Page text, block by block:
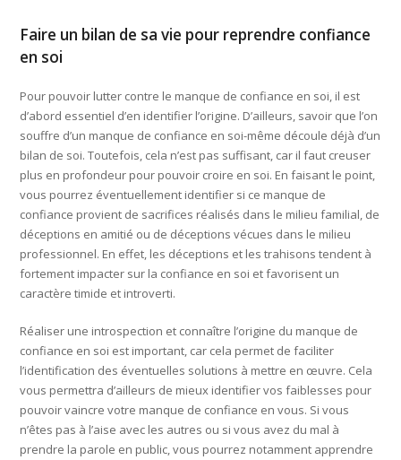
Faire un bilan de sa vie pour reprendre confiance
en soi
Pour pouvoir lutter contre le manque de confiance en soi, il est
d’abord essentiel d’en identifier l’origine. D’ailleurs, savoir que l’on
souffre d’un manque de confiance en soi-même découle déjà d’un
bilan de soi. Toutefois, cela n’est pas suffisant, car il faut creuser
plus en profondeur pour pouvoir croire en soi. En faisant le point,
vous pourrez éventuellement identifier si ce manque de
confiance provient de sacrifices réalisés dans le milieu familial, de
déceptions en amitié ou de déceptions vécues dans le milieu
professionnel. En effet, les déceptions et les trahisons tendent à
fortement impacter sur la confiance en soi et favorisent un
caractère timide et introverti.
Réaliser une introspection et connaître l’origine du manque de
confiance en soi est important, car cela permet de faciliter
l’identification des éventuelles solutions à mettre en œuvre. Cela
vous permettra d’ailleurs de mieux identifier vos faiblesses pour
pouvoir vaincre votre manque de confiance en vous. Si vous
n’êtes pas à l’aise avec les autres ou si vous avez du mal à
prendre la parole en public, vous pourrez notamment apprendre